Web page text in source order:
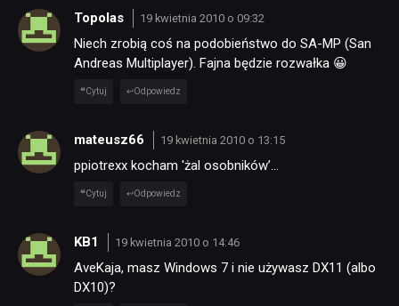
Topolas 19 kwietnia 2010 o 09:32
Niech zrobią coś na podobieństwo do SA-MP (San
Andreas Multiplayer). Fajna będzie rozwałka 😀
Cytuj Odpowiedz
mateusz66 19 kwietnia 2010 o 13:15
ppiotrexx kocham 'żal osobników’…
Cytuj Odpowiedz
KB1 19 kwietnia 2010 o 14:46
AveKaja, masz Windows 7 i nie używasz DX11 (albo
DX10)?